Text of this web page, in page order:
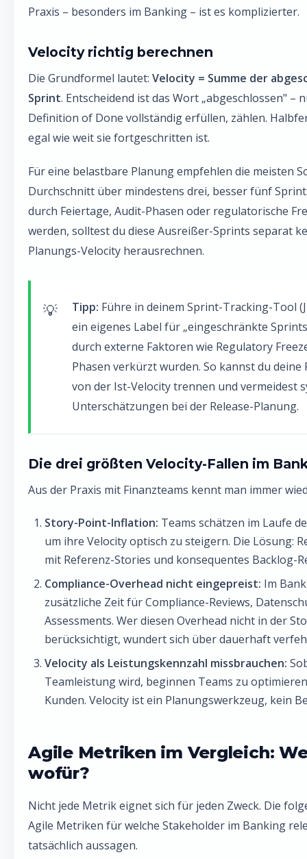
Praxis – besonders im Banking – ist es komplizierter.
Velocity richtig berechnen
Die Grundformel lautet: Velocity = Summe der
Sprint. Entscheidend ist das Wort „abgeschlossen" –
Definition of Done vollständig erfüllen, zählen.
egal wie weit sie fortgeschritten ist.
Für eine belastbare Planung empfehlen die meisten
Durchschnitt über mindestens drei, besser fünf
durch Feiertage, Audit-Phasen oder regulatorische
werden, solltest du diese Ausreißer-Sprints separat
Planungs-Velocity herausrechnen.
Tipp: Führe in deinem Sprint-Tracking-Tool
ein eigenes Label für „eingeschränkte
durch externe Faktoren wie Regulatory
Phasen verkürzt wurden. So kannst du
von der Ist-Velocity trennen und vermeidest
Unterschätzungen bei der Release-Planung.
Die drei größten Velocity-Fallen im
Aus der Praxis mit Finanzteams kennt man immer
Story-Point-Inflation: Teams schätzen im Laufe
um ihre Velocity optisch zu steigern. Die Lösung:
mit Referenz-Stories und konsequentes Backlog-
Compliance-Overhead nicht eingepreist: Im
zusätzliche Zeit für Compliance-Reviews,
Assessments. Wer diesen Overhead nicht in der
berücksichtigt, wundert sich über dauerhaft
Velocity als Leistungskennzahl missbrauchen:
Teamleistung wird, beginnen Teams zu
Kunden. Velocity ist ein Planungswerkzeug, kein
Agile Metriken im Vergleich:
wofür?
Nicht jede Metrik eignet sich für jeden Zweck. Die
Agile Metriken für welche Stakeholder im Banking
tatsächlich aussagen.